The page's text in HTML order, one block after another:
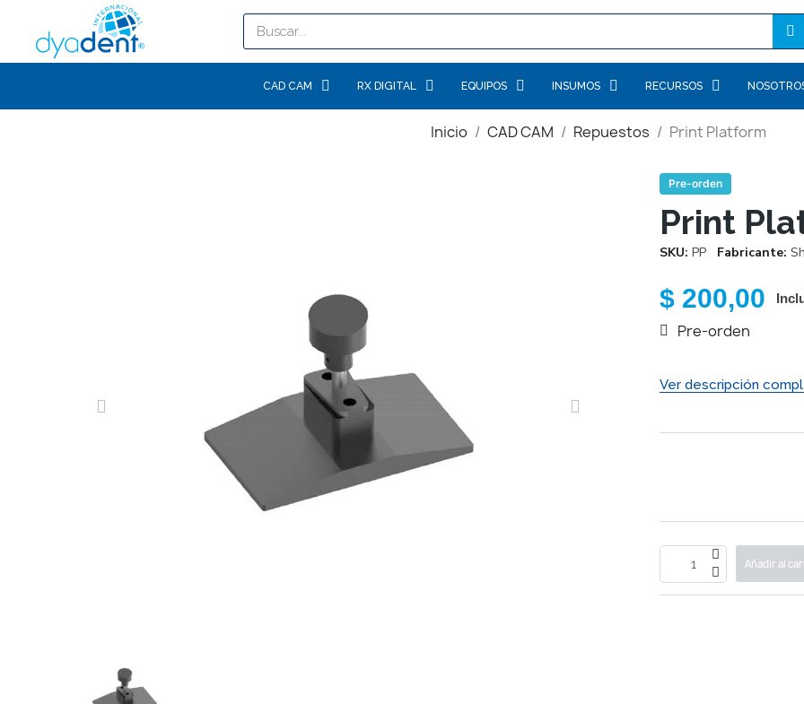
CAD CAM RX DIGITAL EQUIPOS INSUMOS RECURSOS
Inicio CAD CAM Repuestos Print Platform
Pre-orden
Print
SKU PP Fabricante
$ 200,00
Pre-orden
Ver descripción
Añadir al